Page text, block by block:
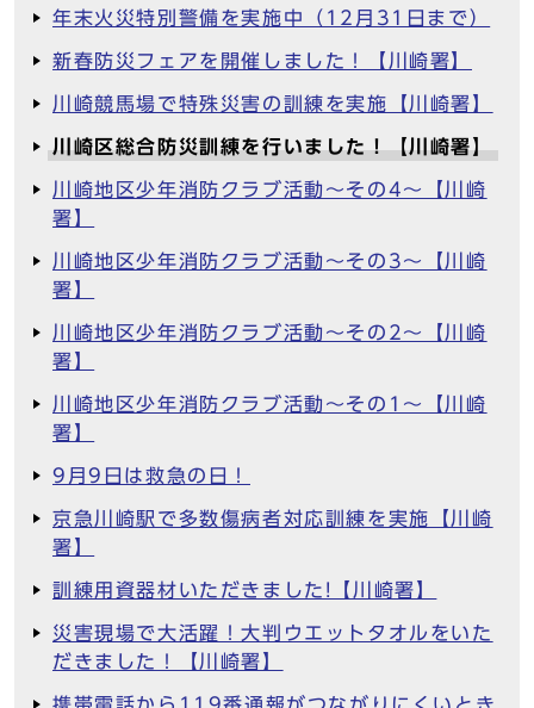
年末火災特別警備を実施中（12月31日まで）
新春防災フェアを開催しました！【川崎署】
川崎競馬場で特殊災害の訓練を実施【川崎署】
川崎区総合防災訓練を行いました！【川崎署】
川崎地区少年消防クラブ活動～その4～【川崎
署】
川崎地区少年消防クラブ活動～その3～【川崎
署】
川崎地区少年消防クラブ活動～その2～【川崎
署】
川崎地区少年消防クラブ活動～その1～【川崎
署】
9月9日は救急の日！
京急川崎駅で多数傷病者対応訓練を実施【川崎
署】
訓練用資器材いただきました!【川崎署】
災害現場で大活躍！大判ウエットタオルをいた
だきました！【川崎署】